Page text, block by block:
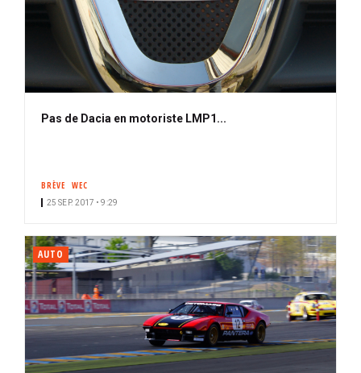
Pas de Dacia en motoriste LMP1...
BRÈVE WEC
25 SEP. 2017 • 9:29
AUTO